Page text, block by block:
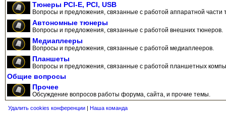
Тюнеры PCI-E, PCI, USB
Вопросы и предложения, связанные с работой аппаратной части
Автономные тюнеры
Вопросы и предложения, связанные с работой внешних тюнеров.
Медиаплееры
Вопросы и предложения, связанные с работой медиаплееров.
Планшеты
Вопросы и предложения, связанные с работой планшетных
Общие вопросы
Прочее
Обсуждение вопросов работы форума, сайта, и прочие темы.
Удалить cookies конференции | Наша команда